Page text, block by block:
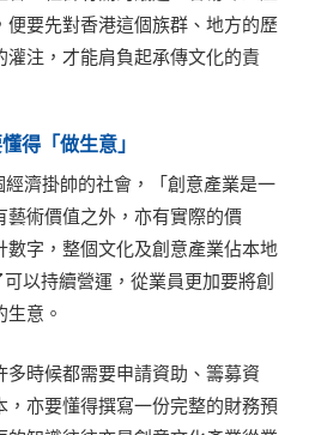
便要先對香港這個族群、地方的歷
灌注，才能肩負起承傳文化的責
得「做生意」
濟掛帥的社會，「創意產業是一
藝術價值之外，亦有實際的價
數字，整個文化及創意產業佔本地
以持續營運，從業員更加要將創
意。
多時候都需要申請資助、籌募資
，亦要懂得撰寫一份完整的財務預